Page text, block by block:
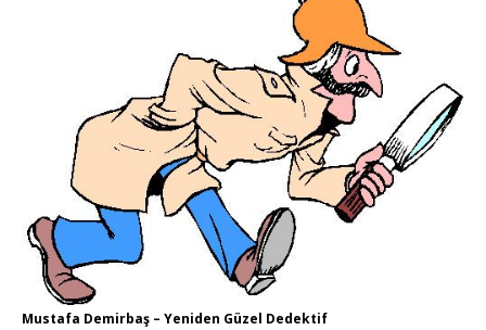
Mustafa Demirbaş – Yeniden Güzel Dedektif